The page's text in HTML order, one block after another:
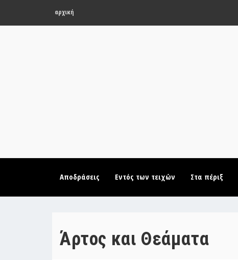
αρχική
Αποδράσεις Εντός των τειχών Στα πέριξ
Άρτος και Θεάματα